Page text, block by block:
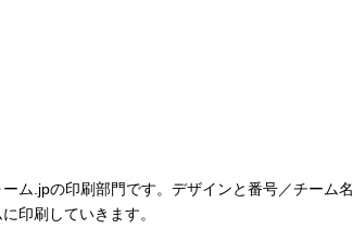
ム.jpの印刷部門です。デザインと番号／チーム名
印刷していきます。